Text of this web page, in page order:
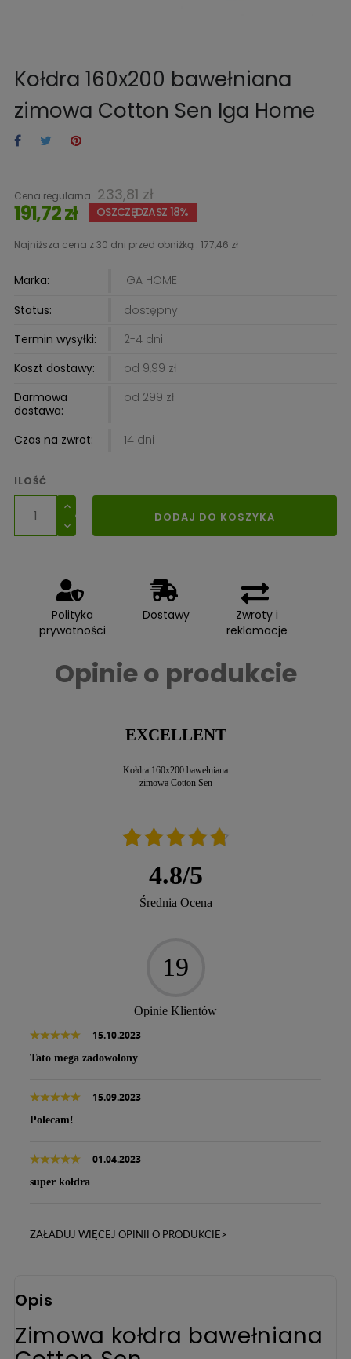
Kołdra 160x200 bawełniana
zimowa Cotton Sen Iga Home
Cena regularna 233,81 zł
191,72 zł OSZCZĘDZASZ 18%
Najniższa cena z 30 dni przed obniżką : 177,46 zł
Marka:
IGA HOME
Status:
dostępny
Termin wysyłki:
2-4 dni
Koszt dostawy:
od 9,99 zł
Darmowa
dostawa:
od 299 zł
Czas na zwrot: 14 dni
ILOŚĆ
DODAJ DO KOSZYKA
Polityka
prywatności
Dostawy
Zwroty i
reklamacje
Opinie o produkcie
EXCELLENT
Kołdra 160x200 bawełniana
zimowa Cotton Sen
4.8/5
Średnia Ocena
19
Opinie Klientów
15.10.2023
Tato mega zadowolony
15.09.2023
Polecam!
01.04.2023
super kołdra
ZAŁADUJ WIĘCEJ OPINII O PRODUKCIE>
Opis
Zimowa kołdra bawełniana